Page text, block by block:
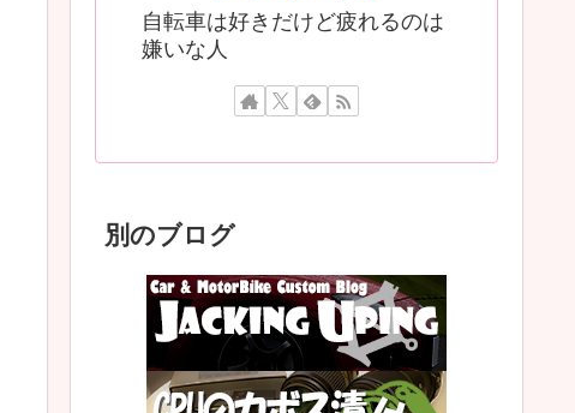
自転車は好きだけど疲れるのは
嫌いな人
別のブログ